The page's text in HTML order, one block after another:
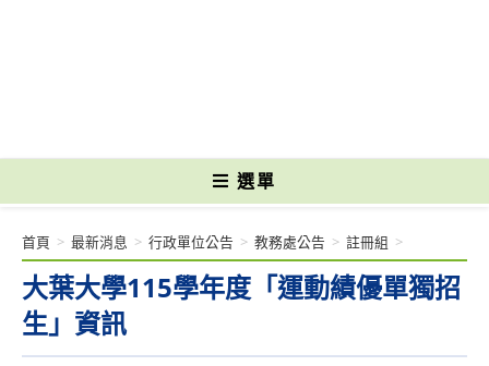
選單
大葉大學115學年度「運動績優單獨招
生」資訊
首頁 > 最新消息 > 行政單位公告 > 教務處公告 > 註冊組 >